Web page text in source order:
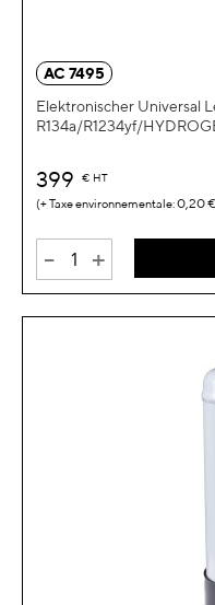
AC 7495
Elektronischer Universal
R134a/R1234yf/
399 € HT
0,20
- +